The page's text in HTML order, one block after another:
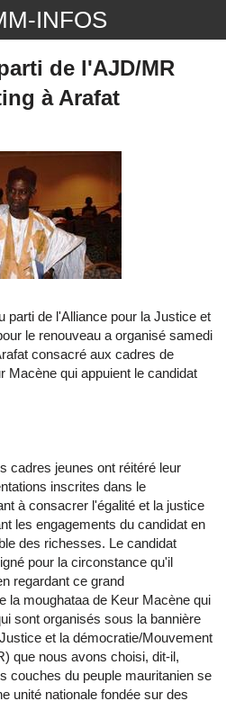
INFOS
de l'AJD/MR
à Arafat
parti de l'Alliance pour la Justice et
le renouveau a organisé samedi
consacré aux cadres de
Macène qui appuient le candidat
cadres jeunes ont réitéré leur
inscrites dans le
à consacrer l'égalité et la justice
les engagements du candidat en
des richesses. Le candidat
pour la circonstance qu'il
regardant ce grand
la moughataa de Keur Macène qui
sont organisés sous la bannière
et la démocratie/Mouvement
que nous avons choisi, dit-il,
couches du peuple mauritanien se
unité nationale fondée sur des